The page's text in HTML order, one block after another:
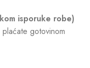
isporuke robe)
gotovinom